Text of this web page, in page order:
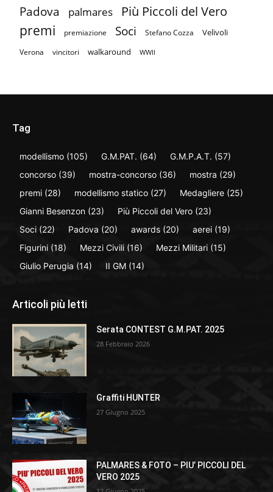
Padova palmares Più Piccoli del Vero
premi premiazione Soci Stefano Cozza Velivoli
Verona vincitori walkaround WWII
Tag
modellismo (105) G.M.PAT. (64) G.M.P.A.T. (57)
concorso (39) mostra-concorso (36) mostra (29)
premi (28) modellismo statico (27) Medagliere (25)
Gianni Besenzon (23) Più Piccoli del Vero (23)
Soci (22) Padova (20) awards (20) aerei (19)
Figurini (18) Mezzi Civili (16) Mezzi Militari (15)
Giulio Perugia (14) II GM (14)
Articoli più letti
Serata CONTEST G.M.PAT. 2025
28 Febbraio 2026
Graffiti HUNTER
27 Giugno 2025
PALMARES & FOTO – PIU’ PICCOLI DEL
VERO 2025